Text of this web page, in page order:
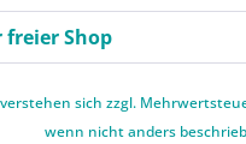
Shop
sich zzgl.
wenn nicht anders